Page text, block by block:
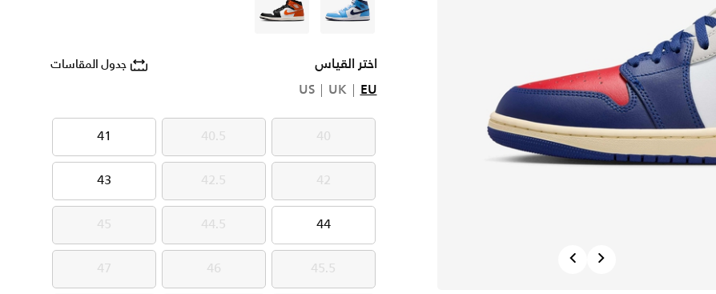
Next
أزرق برتقالي
اختر القياس جدول المقاسات
EU
UK
US
40
40
40.5
40.5
41
41
42
42
42.5
42.5
43
43
44
44
44.5
44.5
45
45
45.5
45.5
46
46
47
47